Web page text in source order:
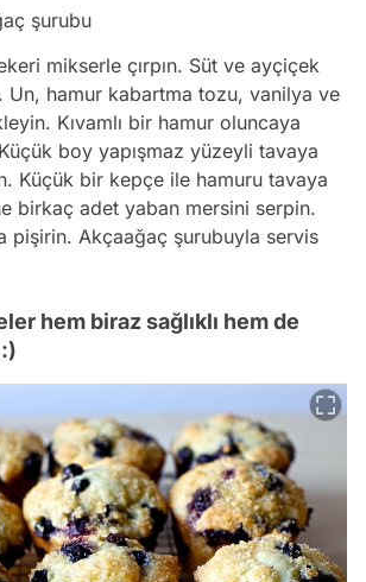
şurubu
mikserle çırpın. Süt ve ayçiçek
Un, hamur kabartma tozu, vanilya ve
Kıvamlı bir hamur oluncaya
Küçük boy yapışmaz yüzeyli tavaya
Küçük bir kepçe ile hamuru tavaya
birkaç adet yaban mersini serpin.
pişirin. Akçaağaç şurubuyla servis
hem biraz sağlıklı hem de